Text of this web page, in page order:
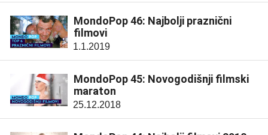
MondoPop 46: Najbolji praznični
filmovi
1.1.2019
MondoPop 45: Novogodišnji filmski
maraton
25.12.2018